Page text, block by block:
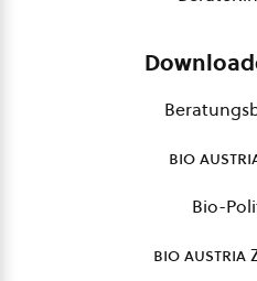
bio
Bio-
bio austria